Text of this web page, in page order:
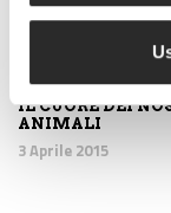
PRENDIAMOCI A
IL CUORE DEI
ANIMALI
3 Aprile 2015